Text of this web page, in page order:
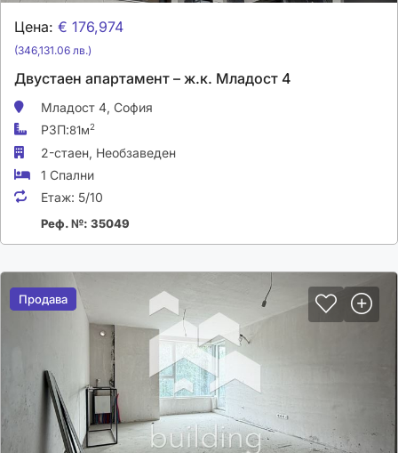
Цена: € 176,974
(346,131.06 лв.)
Двустаен апартамент – ж.к. Младост 4
Младост 4, София
РЗП:81м2
2-стаен, Необзаведен
1 Спални
Етаж: 5/10
Реф. №: 35049
Продава
Продава